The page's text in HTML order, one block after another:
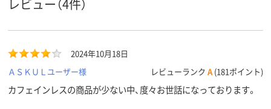
レビュー（4件）
2024年10月18日
ＡＳＫＵＬユーザー様
レビューランク A (181ポイント)
カフェインレスの商品が少ない中、度々お世話になっております。